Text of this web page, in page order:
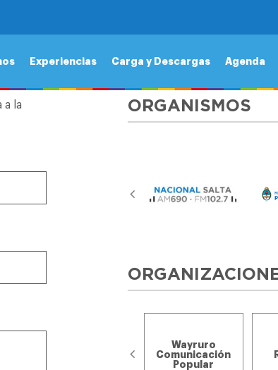
Experiencias Carga y Descargas Agenda
a la
ORGANISMOS
Wayruro
Comunicación
Popular